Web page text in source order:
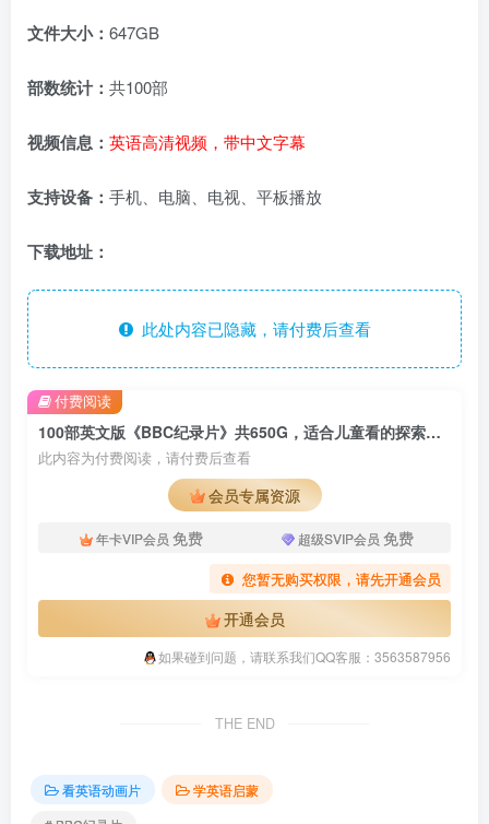
文件大小： 647GB
部数统计： 共100部
视频信息： 英语高清视频，带中文字幕
支持设备： 手机、电脑、电视、平板播放
下载地址：
此处内容已隐藏，请付费后查看
100部英文版《BBC纪录片》共650G，适合儿童看的探索科普教育纪录片，百度云网盘下载
此内容为付费阅读，请付费后查看
会员专属资源
年卡VIP会员 免费 超级SVIP会员 免费
您暂无购买权限，请先开通会员
开通会员
如果碰到问题，请联系我们QQ客服：3563587956
付费阅读
THE END
看英语动画片
学英语启蒙